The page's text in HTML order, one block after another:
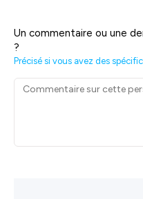
Un commentaire ou une
?
Précisé si vous avez des